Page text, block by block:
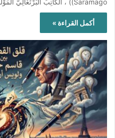
Saramago)) ، الكَاتِبُ البُرْتُغَالِيُّ المَوْلُودُ سَنَةَ 1922، وَالَّذِي وَصَفَهُ…
أكمل القراءة »